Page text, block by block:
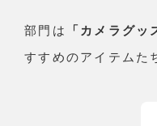
部門は 「カメラグ
すすめのアイテムた